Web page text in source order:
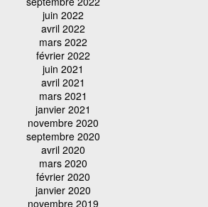
juin 2022
avril 2022
mars 2022
février 2022
juin 2021
avril 2021
mars 2021
janvier 2021
novembre 2020
septembre 2020
avril 2020
mars 2020
février 2020
janvier 2020
novembre 2019